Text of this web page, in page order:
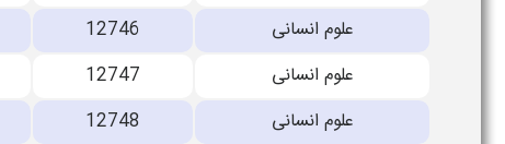
علوم انسانی
12746
علوم انسانی
12747
علوم انسانی
12748